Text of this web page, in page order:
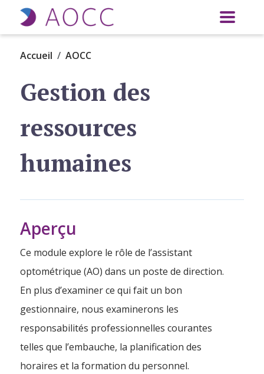
Aller au contenu principal
Accueil AOCC
Gestion des
ressources
humaines
Aperçu
Ce module explore le rôle de l’assistant
optométrique (AO) dans un poste de direction.
En plus d’examiner ce qui fait un bon
gestionnaire, nous examinerons les
responsabilités professionnelles courantes
telles que l’embauche, la planification des
horaires et la formation du personnel.